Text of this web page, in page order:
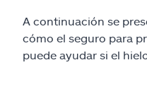
Ashburn, VA 20146
A continuación se
cómo el seguro para
puede ayudar si el